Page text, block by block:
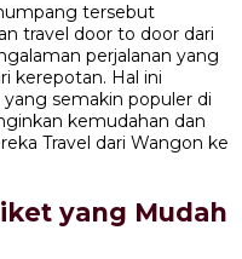
tersebut
travel door to door dari
perjalanan yang
kerepotan. Hal ini
semakin populer di
kemudahan dan
Travel dari Wangon ke
yang Mudah